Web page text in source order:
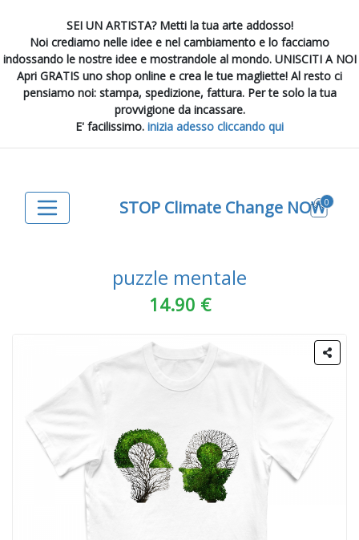
SEI UN ARTISTA? Metti la tua arte addosso!
Noi crediamo nelle idee e nel cambiamento e lo facciamo
indossando le nostre idee e mostrandole al mondo. UNISCITI A NOI
Apri GRATIS uno shop online e crea le tue magliette! Al resto ci
pensiamo noi: stampa, spedizione, fattura. Per te solo la tua
provvigione da incassare.
E' facilissimo. inizia adesso cliccando qui
STOP Climate Change NOW0
puzzle mentale
14.90 €